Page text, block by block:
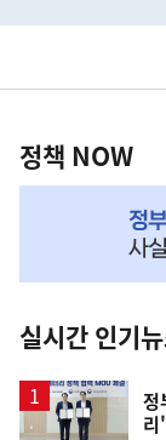
영
책
NOW,
뉴
스
정책 NOW
실시간 인기
정
리